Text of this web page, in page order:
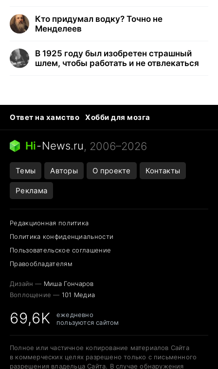
Кто придумал водку? Точно не
Менделеев
В 1925 году был изобретен страшный
шлем, чтобы работать и не отвлекаться
Ответ на хамство
Хобби для мозга
Бензин 100 и 95
Тунцы в океанариуме
Следующая пандемия
Hi-News.ru, 2006–2026
Темы Авторы О проекте Контакты
Реклама
Редакционная политика
Политика конфиденциальности
Пользовательское соглашение
Правообладателям
Дизайн — Миша Гончаров
Воплощение — 101 Медиа
69,6K
ежедневно
пользуются сайтом
Полное или частичное копирование материалов Сайта
в коммерческих целях разрешено только с письменного
разрешения владельца Сайта. В случае обнаружения